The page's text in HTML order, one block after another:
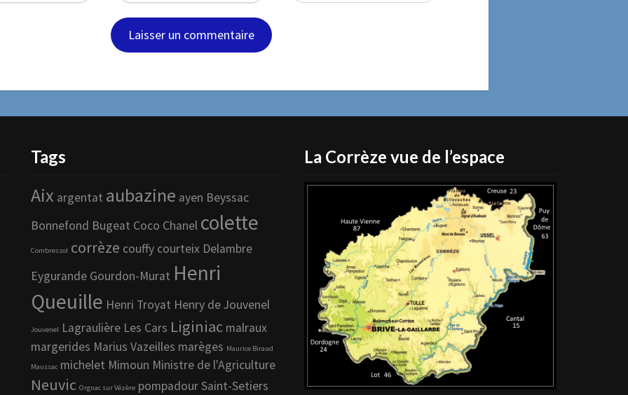
Tags
Aix argentat aubazine ayen Beyssac
Bonnefond Bugeat Coco Chanel colette
Combressol corrèze couffy courteix Delambre
Eygurande Gourdon-Murat Henri
Queuille Henri Troyat Henry de Jouvenel
Jouvenel Lagraulière Les Cars Liginiac malraux
margerides Marius Vazeilles marèges Maurice Biraud
Maussac michelet Mimoun Ministre de l'Agriculture
Neuvic Orgnac sur Vézère pompadourSaint-Setiers
La Corrèze vue de l’espace